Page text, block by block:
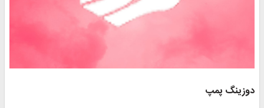
دوزینگ پمپ